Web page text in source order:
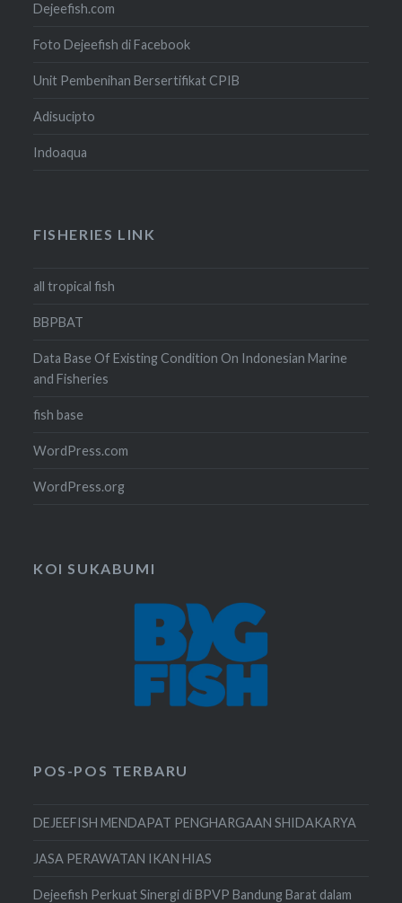
Dejeefish.com
Foto Dejeefish di Facebook
Unit Pembenihan Bersertifikat CPIB
Adisucipto
Indoaqua
FISHERIES LINK
all tropical fish
BBPBAT
Data Base Of Existing Condition On Indonesian Marine
and Fisheries
fish base
WordPress.com
WordPress.org
KOI SUKABUMI
POS-POS TERBARU
DEJEEFISH MENDAPAT PENGHARGAAN SHIDAKARYA
JASA PERAWATAN IKAN HIAS
Dejeefish Perkuat Sinergi di BPVP Bandung Barat dalam